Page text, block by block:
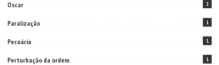
Oscar 2
Paralização 1
Pecuária 1
Perturbação da ordem 1